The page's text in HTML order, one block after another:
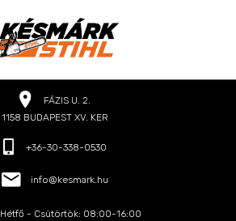
FÁZIS U. 2.
1158 BUDAPEST XV. KER
+36-30-338-0530
info@kesmark.hu
Hétfő - Csütörtök: 08:00-16:00